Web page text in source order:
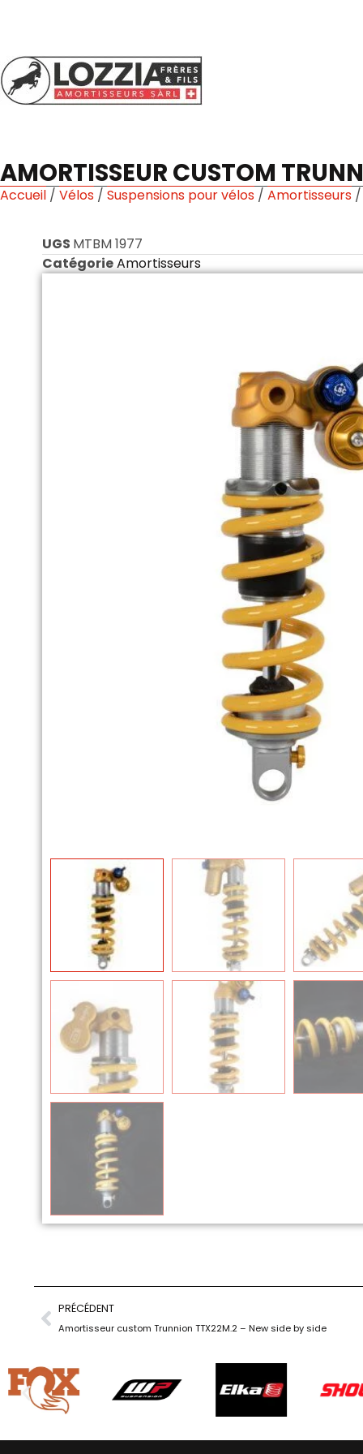
AMORTISSEUR CUSTOM
Accueil / Vélos / Suspensions pour vélos / Amortisseurs /
UGS MTBM 1977
CatégorieAmortisseurs
PRÉCÉDENT
Amortisseur custom Trunnion TTX22M.2 – New side by side